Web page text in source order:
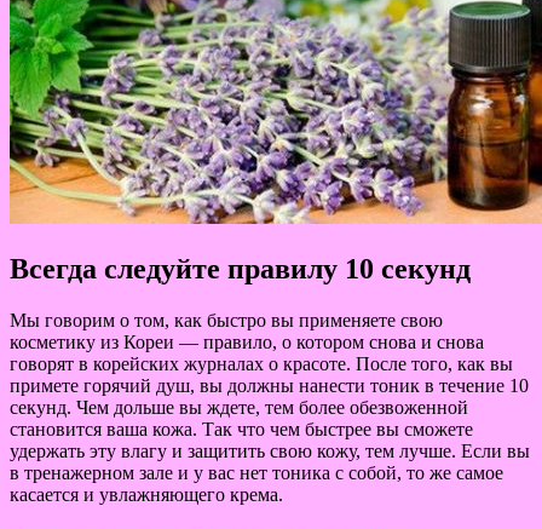
Всегда следуйте правилу 10 секунд
Мы говорим о том, как быстро вы применяете свою
косметику из Кореи — правило, о котором снова и снова
говорят в корейских журналах о красоте. После того, как вы
примете горячий душ, вы должны нанести тоник в течение 10
секунд. Чем дольше вы ждете, тем более обезвоженной
становится ваша кожа. Так что чем быстрее вы сможете
удержать эту влагу и защитить свою кожу, тем лучше. Если вы
в тренажерном зале и у вас нет тоника с собой, то же самое
касается и увлажняющего крема.